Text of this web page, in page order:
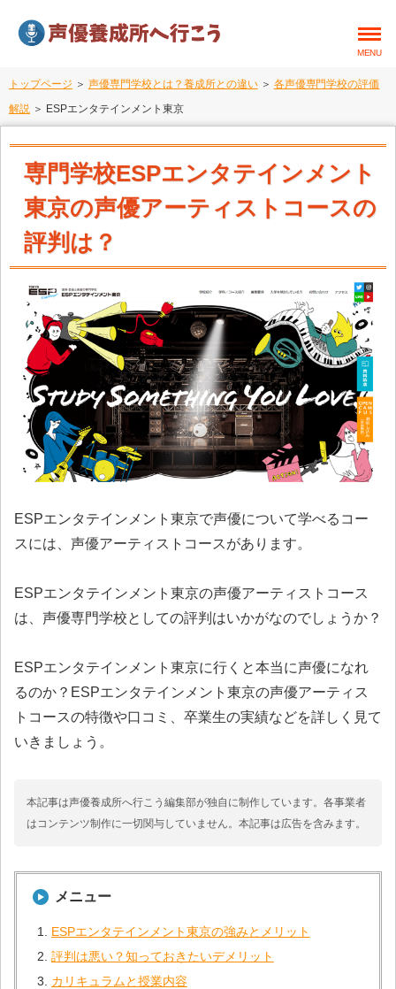
MENU
トップページ ＞ 声優専門学校とは？養成所との違い＞ 各声優専門学校の評価
解説＞ ESPエンタテインメント東京
専門学校ESPエンタテインメント
東京の声優アーティストコースの
評判は？
ESPエンタテインメント東京で声優について学べるコー
スには、声優アーティストコースがあります。
ESPエンタテインメント東京の声優アーティストコース
は、声優専門学校としての評判はいかがなのでしょうか？
ESPエンタテインメント東京に行くと本当に声優になれ
るのか？ESPエンタテインメント東京の声優アーティス
トコースの特徴や口コミ、卒業生の実績などを詳しく見て
いきましょう。
本記事は声優養成所へ行こう編集部が独自に制作しています。各事業者
はコンテンツ制作に一切関与していません。本記事は広告を含みます。
メニュー
ESPエンタテインメント東京の強みとメリット
評判は悪い？知っておきたいデメリット
カリキュラムと授業内容